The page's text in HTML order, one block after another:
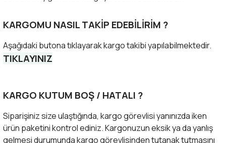
KARGOMU NASIL TAKİP EDEBİLİRİM ?
Aşağıdaki butona tıklayarak kargo takibi yapılabilmektedir.
TIKLAYINIZ
KARGO KUTUM BOŞ / HATALI ?
Siparişiniz size ulaştığında, kargo görevlisi yanınızda iken
ürün paketini kontrol ediniz. Kargonuzun eksik ya da yanlış
gelmesi durumunda kargo görevlisinden tutanak tutmasını